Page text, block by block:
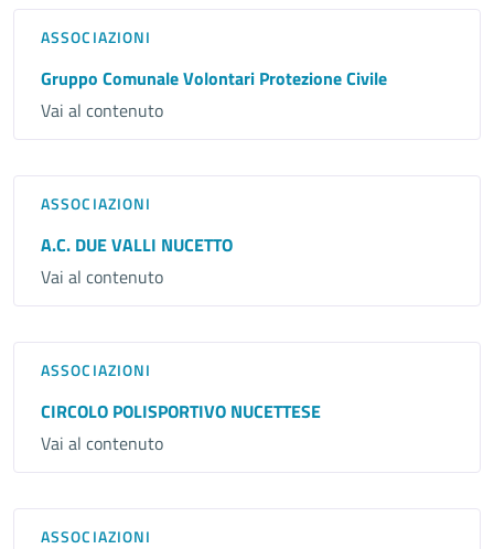
ASSOCIAZIONI
Gruppo Comunale Volontari Protezione Civile
Vai al contenuto
ASSOCIAZIONI
A.C. DUE VALLI NUCETTO
Vai al contenuto
ASSOCIAZIONI
CIRCOLO POLISPORTIVO NUCETTESE
Vai al contenuto
ASSOCIAZIONI